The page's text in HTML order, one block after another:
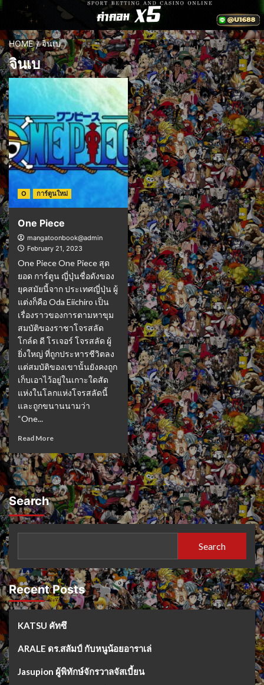
HOME จินเบ
จินเบ
O การ์ตูนใหม่
One Piece
mangatoonbook@admin
February 21, 2023
One Piece One Piece สุด
ยอด การ์ตูน ญี่ปุ่นชื่อดังของ
ยุคสมัยนี้จาก ประเทศญี่ปุ่น ผู้
แต่งก็คือ Oda Eiichiro เป็น
เรื่องราวของการตามหาขุม
สมบัติของราชาโจรสลัด
โกล์ด ดี โรเจอร์ โจรสลัด ผู้
ยิ่งใหญ่ ที่ถูกประหารชีวิตลง
แต่สมบัติของเขานั้นยังคงถูก
เก็บเอาไว้อยู่ในเกาะใดสัด
แห่งในโลกแห่งโจรสลัดนี้
และถูกขนานนามว่า
“One...
Read More
Search
Search
Recent Posts
KATSU คัทซึ
ARALE ดร.สลัมป์ กับหนูน้อยอาราเล่
Jasupion ผู้พิทักษ์จักรวาลจัสเบี้ยน